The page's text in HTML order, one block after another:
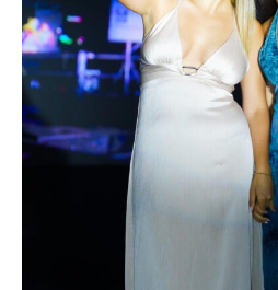
Suscribirme gratis
Dirección de correo electrónico*